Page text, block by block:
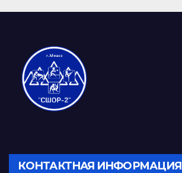
КОНТАКТНАЯ ИНФОРМАЦИЯ